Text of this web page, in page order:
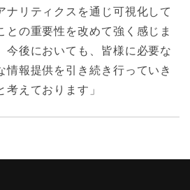
ナリティクスを通じ可視化して
との重要性を改めて強く感じま
今後においても、皆様に必要な
情報提供を引き続き行っていき
考えております」